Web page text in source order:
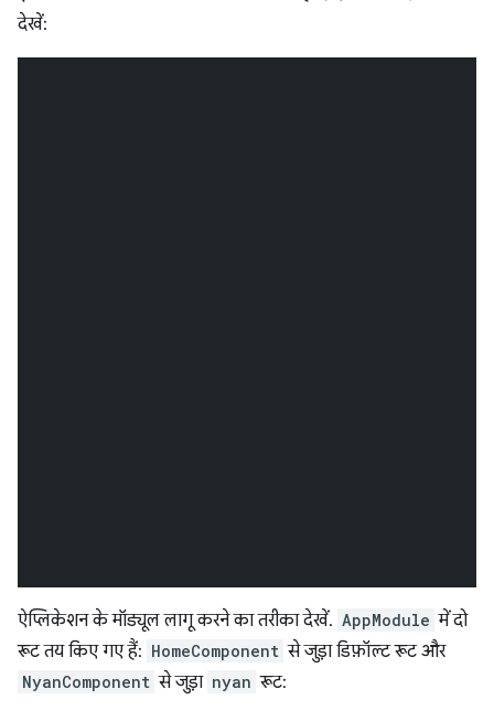
देखें:
ऐप्लिकेशन के मॉड्यूल लागू करने का तरीका देखें. AppModule में दो
रूट तय किए गए हैं: HomeComponent से जुड़ा डिफ़ॉल्ट रूट और
NyanComponent से जुड़ा nyan रूट: